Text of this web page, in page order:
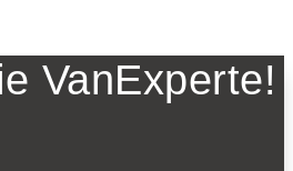
VanExperte!